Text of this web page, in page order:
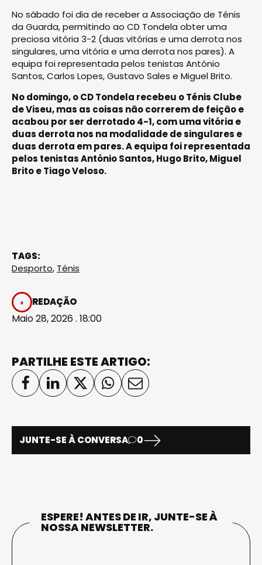
No sábado foi dia de receber a Associação de Ténis
da Guar­da, permitindo ao CD Tondela obter uma
preciosa vitória 3-2 (duas vitórias e uma derrota nos
singulares, uma vitória e uma derrota nos pares). A
equipa foi representada pelos tenistas António
Santos, Carlos Lopes, Gustavo Sales e Miguel Brito.
No domingo, o CD Tondela recebeu o Ténis Clube
de Viseu, mas as coisas não correrem de feição e
acabou por ser derrotado 4-1, com uma vitória e
duas derrota nos na modalidade de singulares e
duas derrota em pares. A equipa foi representada
pelos tenistas António Santos, Hugo Brito, Miguel
Brito e Tiago Veloso.
TAGS:
Desporto, Ténis
REDAÇÃO
Maio 28, 2026 . 18:00
PARTILHE ESTE ARTIGO:
JUNTE-SE À CONVERSA 0
ESPERE! ANTES DE IR, JUNTE-SE À
NOSSA NEWSLETTER.